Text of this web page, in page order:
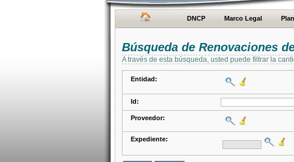
DNCP Marco Legal
Búsqueda de Renovaciones
A través de esta búsqueda, usted puede filtrar la
Entidad:
Id:
Proveedor:
Expediente: